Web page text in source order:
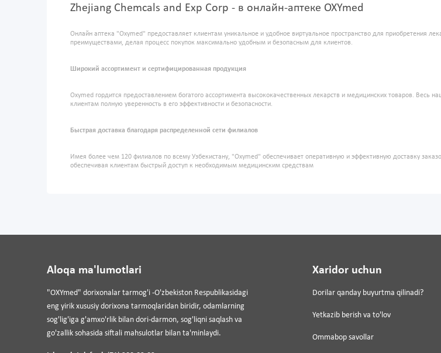
Zhejiang Chemcals and Exp Corp - в онлайн-аптеке OXYmed
Онлайн аптека "Oxymed" предоставляет клиентам уникальное и удобное виртуальное пространство для приобретения
преимуществами, делая процесс покупок максимально удобным и безопасным для клиентов.
Широкий ассортимент и сертифицированная продукция
Oxymed гордится предоставлением богатого ассортимента высококачественных лекарств и медицинских товаров. Весь
клиентам полную уверенность в его эффективности и безопасности.
Быстрая доставка благодаря распределенной сети филиалов
Имея более чем 120 филиалов по всему Узбекистану, "Oxymed" обеспечивает оперативную и эффективную доставку
обеспечивая клиентам быстрый доступ к необходимым медицинским средствам
Aloqa ma'lumotlari
"OXYmed" dorixonalar tarmog'i -O'zbekiston Respublikasidagi
eng yirik xususiy dorixona tarmoqlaridan biridir, odamlarning
sog'lig'iga g'amxo'rlik bilan dori-darmon, sog'liqni saqlash va
go'zallik sohasida siftali mahsulotlar bilan ta'minlaydi.
Xaridor uchun
Dorilar qanday buyurtma qilinadi?
Yetkazib berish va to'lov
Ommabop savollar